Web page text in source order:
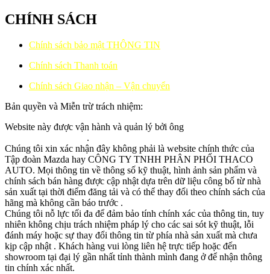
CHÍNH SÁCH
Chính sách bảo mật THÔNG TIN
Chính sách Thanh toán
Chính sách Giao nhận – Vận chuyển
Bản quyền và Miễn trừ trách nhiệm:
Website này được vận hành và quản lý bởi ông
.
Chúng tôi xin xác nhận đây không phải là website chính thức của
Tập đoàn Mazda hay CÔNG TY TNHH PHÂN PHỐI THACO
AUTO. Mọi thông tin về thông số kỹ thuật, hình ảnh sản phẩm và
chính sách bán hàng được cập nhật dựa trên dữ liệu công bố từ nhà
sản xuất tại thời điểm đăng tải và có thể thay đổi theo chính sách của
hãng mà không cần báo trước .
Chúng tôi nỗ lực tối đa để đảm bảo tính chính xác của thông tin, tuy
nhiên không chịu trách nhiệm pháp lý cho các sai sót kỹ thuật, lỗi
đánh máy hoặc sự thay đổi thông tin từ phía nhà sản xuất mà chưa
kịp cập nhật . Khách hàng vui lòng liên hệ trực tiếp hoặc đến
showroom tại đại lý gần nhất tỉnh thành mình đang ở để nhận thông
tin chính xác nhất.